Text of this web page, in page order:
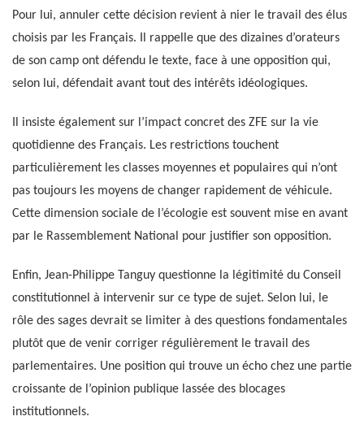
Pour lui, annuler cette décision revient à nier le travail des élus
choisis par les Français. Il rappelle que des dizaines d’orateurs
de son camp ont défendu le texte, face à une opposition qui,
selon lui, défendait avant tout des intérêts idéologiques.
Il insiste également sur l’impact concret des ZFE sur la vie
quotidienne des Français. Les restrictions touchent
particulièrement les classes moyennes et populaires qui n’ont
pas toujours les moyens de changer rapidement de véhicule.
Cette dimension sociale de l’écologie est souvent mise en avant
par le Rassemblement National pour justifier son opposition.
Enfin, Jean-Philippe Tanguy questionne la légitimité du Conseil
constitutionnel à intervenir sur ce type de sujet. Selon lui, le
rôle des sages devrait se limiter à des questions fondamentales
plutôt que de venir corriger régulièrement le travail des
parlementaires. Une position qui trouve un écho chez une partie
croissante de l’opinion publique lassée des blocages
institutionnels.